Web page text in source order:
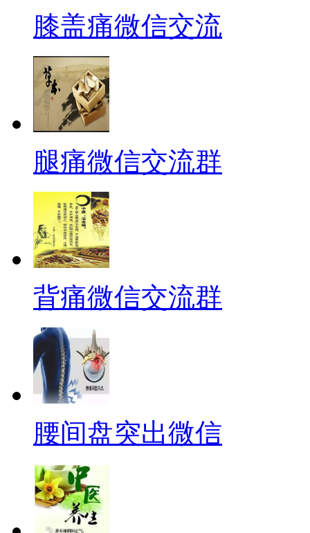
膝盖痛微信交流
腿痛微信交流群
背痛微信交流群
腰间盘突出微信